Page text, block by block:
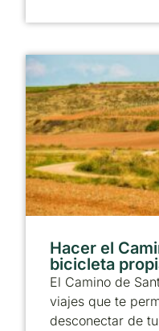
Hacer el
bicicleta
El Camino de
viajes que te
desconectar de